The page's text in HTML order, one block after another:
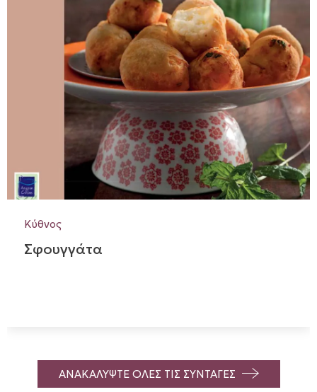
Κύθνος
Σφουγγάτα
ΑΝΑΚΑΛΥΨΤΕ ΟΛΕΣ ΤΙΣ ΣΥΝΤΑΓΕΣ